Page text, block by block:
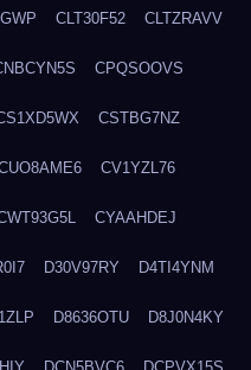
CLT30F52 CLTZRAVV
CPQSOOVS
CSTBG7NZ
CV1YZL76
CYAAHDEJ
D30V97RY D4TI4YNM
D8636OTU D8J0N4KY